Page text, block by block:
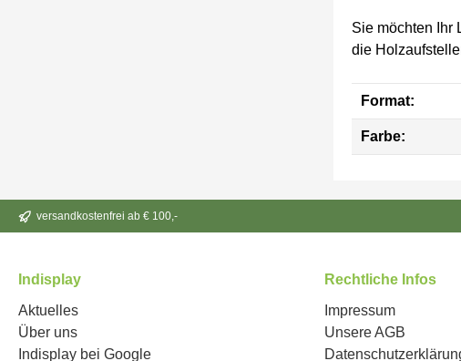
Sie möchten Ihr
die
Format:
Farbe:
versandkostenfrei ab € 100,-
Indisplay
Aktuelles
Über uns
Indisplay bei Google
Rechtliche Infos
Impressum
Unsere AGB